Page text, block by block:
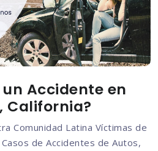
Accidente en
California?
Comunidad Latina Víctimas de
de Accidentes de Autos,